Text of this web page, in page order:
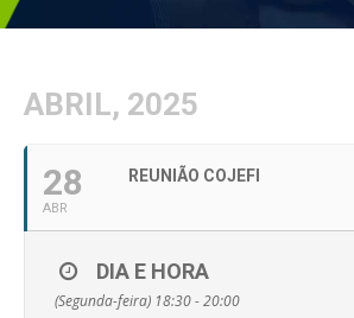
ABRIL, 2025
28
ABR
REUNIÃO COJEFI
DIA E HORA
(Segunda-feira) 18:30 - 20:00